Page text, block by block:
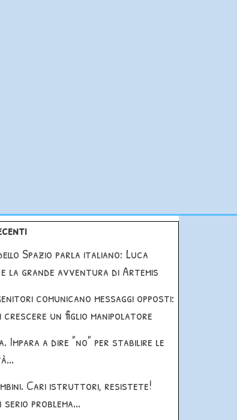
Recenti
Spazio parla italiano: Luca
la grande avventura di Artemis
comunicano messaggi opposti:
crescere un figlio manipolatore
Impara a dire "no" per stabilire le
Cari istruttori, resistete!
serio problema...